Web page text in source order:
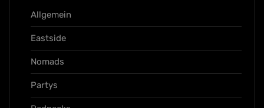
Allgemein
Eastside
Nomads
Partys